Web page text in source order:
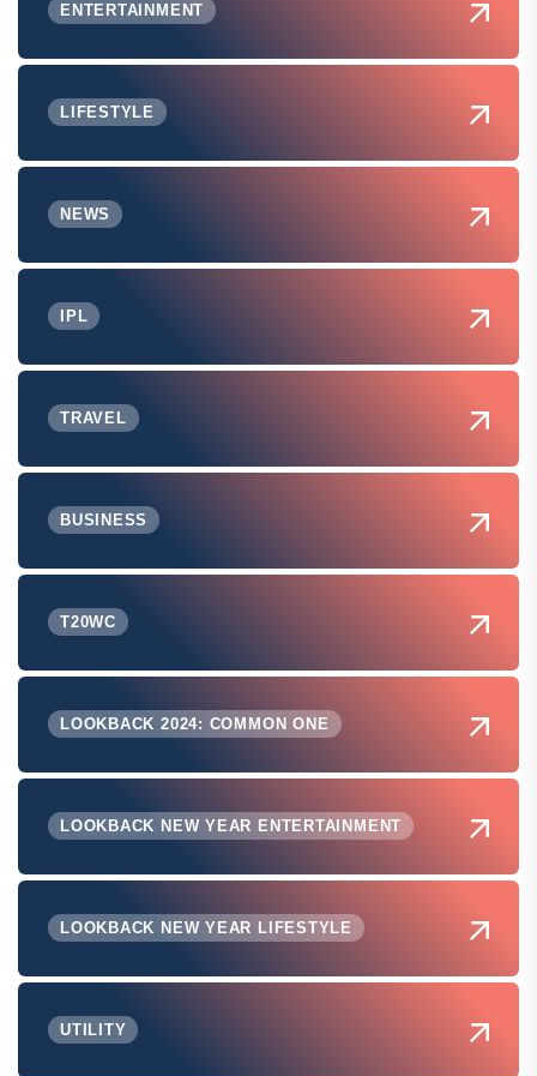
ENTERTAINMENT
LIFESTYLE
NEWS
IPL
TRAVEL
BUSINESS
T20WC
LOOKBACK 2024: COMMON ONE
LOOKBACK NEW YEAR ENTERTAINMENT
LOOKBACK NEW YEAR LIFESTYLE
UTILITY